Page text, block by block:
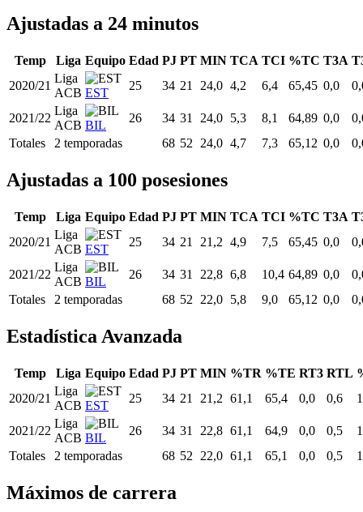
Ajustadas a 24 minutos
Temp Liga Equipo Edad PJ PT MIN TCA TCI %TC T3A
2020/21
Liga
ACB EST
25 34 21 24,0 4,2 6,4 65,45 0,0
2021/22
Liga
ACB BIL
26 34 31 24,0 5,3 8,1 64,89 0,0
Totales
2 temporadas 68 52 24,0 4,7 7,3 65,12 0,0
Ajustadas a 100 posesiones
Temp Liga Equipo Edad PJ PT MIN TCA TCI %TC T3A
2020/21
Liga
ACB EST
25 34 21 21,2 4,9 7,5 65,45 0,0
2021/22
Liga
ACB BIL
26 34 31 22,8 6,8 10,4 64,89 0,0
Totales
2 temporadas 68 52 22,0 5,8 9,0 65,12 0,0
Estadística Avanzada
Temp Liga Equipo Edad PJ PT MIN %TR %TE RT3 RTL
2020/21
Liga
ACB EST
25 34 21 21,2 61,1 65,4 0,0 0,6
2021/22
Liga
ACB BIL
26 34 31 22,8 61,1 64,9 0,0 0,5
Totales
2 temporadas 68 52 22,0 61,1 65,1 0,0 0,5
Máximos de carrera